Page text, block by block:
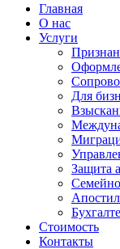
Главная
О нас
Услуги
Для
Защита
Стоимость
Контакты